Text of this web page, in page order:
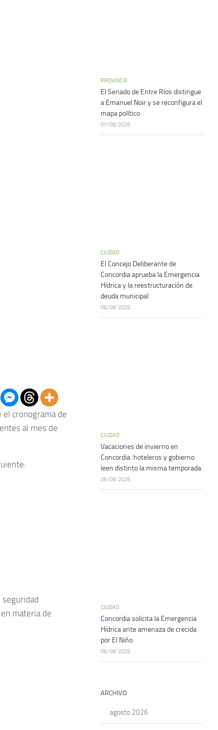
cronograma de
al mes de
seguridad
materia de
PROVINCIA
El Senado de Entre Ríos distingue
a Emanuel Noir y se reconfigura el
mapa político
07/08/2026
CIUDAD
El Concejo Deliberante de
Concordia aprueba la Emergencia
Hídrica y la reestructuración de
deuda municipal
06/08/2026
CIUDAD
Vacaciones de invierno en
Concordia: hoteleros y gobierno
leen distinto la misma temporada
06/08/2026
CIUDAD
Concordia solicita la Emergencia
Hídrica ante amenaza de crecida
por El Niño
06/08/2026
ARCHIVO
agosto 2026